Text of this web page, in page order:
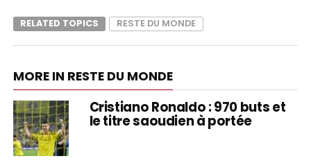
RELATED TOPICS RESTE DU MONDE
MORE IN RESTE DU MONDE
Cristiano Ronaldo : 970 buts et
le titre saoudien à portée